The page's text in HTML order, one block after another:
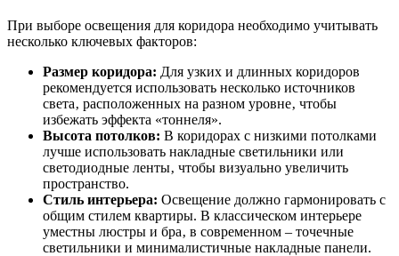
При выборе освещения для коридора необходимо учитывать
несколько ключевых факторов:
Размер коридора: Для узких и длинных коридоров
рекомендуется использовать несколько источников
света‚ расположенных на разном уровне‚ чтобы
избежать эффекта «тоннеля».
Высота потолков: В коридорах с низкими потолками
лучше использовать накладные светильники или
светодиодные ленты‚ чтобы визуально увеличить
пространство.
Стиль интерьера: Освещение должно гармонировать с
общим стилем квартиры. В классическом интерьере
уместны люстры и бра‚ в современном – точечные
светильники и минималистичные накладные панели.